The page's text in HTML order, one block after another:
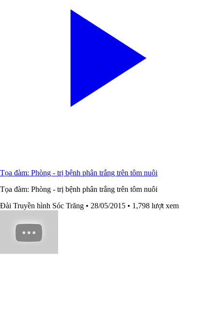
Tọa đàm: Phòng - trị bệnh phân trắng trên tôm nuôi
Tọa đàm: Phòng - trị bệnh phân trắng trên tôm nuôi
Đài Truyền hình Sóc Trăng • 28/05/2015 • 1,798 lượt xem